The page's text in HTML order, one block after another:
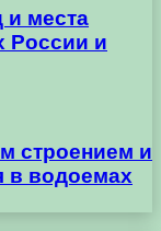
и места
России и
строением и
в водоемах